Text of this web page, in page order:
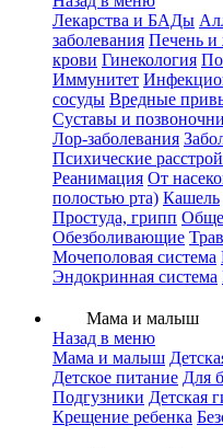
Лекарства и БАДы
заболевания Печень и
крови Гинекология
Иммунитет
сосуды Вредные
Суставы и
Лор-заболевания
Психические
Реанимация От
полостью рта) Кашель
Простуда, грипп
Обезболивающие
Мочеполовая система
Эндокринная система
Мама и малыш
Назад в меню
Мама и малыш
Детское питание Для
Подгузники Детская
Крещение ребенка